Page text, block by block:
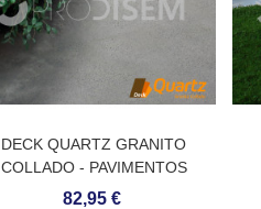
DECK QUARTZ GRANITO
COLLADO - PAVIMENTOS
CONTÍNUOS DE QUARTZO
82,95 €